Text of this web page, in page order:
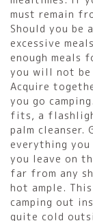
must remain
Should you be
excessive
enough meals
you will not be
Acquire
you go
fits, a
palm cleanser.
everything you
you leave on
far from any
hot ample.
camping out
quite cold